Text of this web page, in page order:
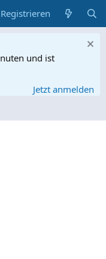
Registrieren
und ist
Jetzt anmelden